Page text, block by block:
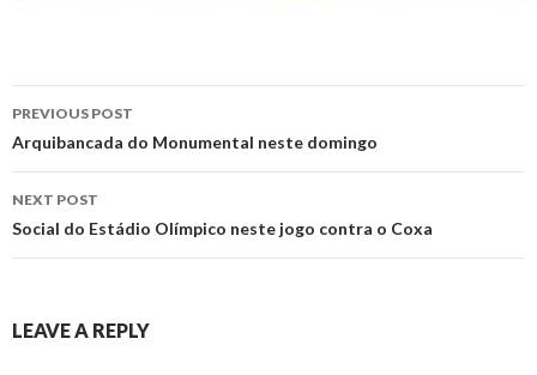
Post
navigation
PREVIOUS POST
Arquibancada do Monumental neste domingo
NEXT POST
Social do Estádio Olímpico neste jogo contra o Coxa
LEAVE A REPLY